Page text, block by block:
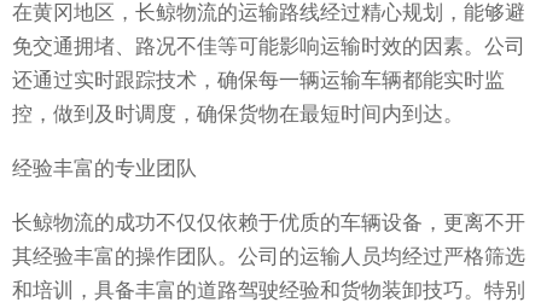
在黄冈地区，长鲸物流的运输路线经过精心规划，能够避
免交通拥堵、路况不佳等可能影响运输时效的因素。公司
还通过实时跟踪技术，确保每一辆运输车辆都能实时监
控，做到及时调度，确保货物在最短时间内到达。
经验丰富的专业团队
长鲸物流的成功不仅仅依赖于优质的车辆设备，更离不开
其经验丰富的操作团队。公司的运输人员均经过严格筛选
和培训，具备丰富的道路驾驶经验和货物装卸技巧。特别